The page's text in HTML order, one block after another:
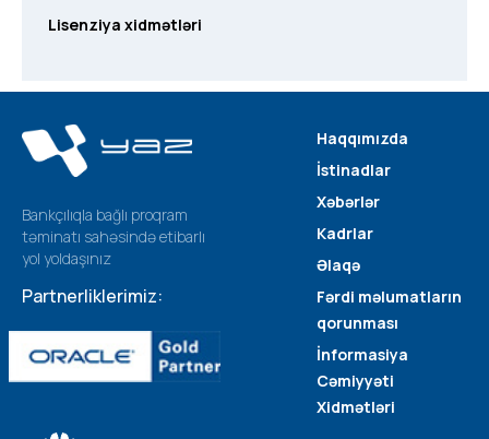
Lisenziya xidmətləri
Bankçılıqla bağlı proqram
təminatı sahəsində etibarlı
yol yoldaşınız
Partnerliklerimiz:
Haqqımızda
İstinadlar
Xəbərlər
Kadrlar
Əlaqə
Fərdi məlumatların
qorunması
İnformasiya
Cəmiyyəti
Xidmətləri